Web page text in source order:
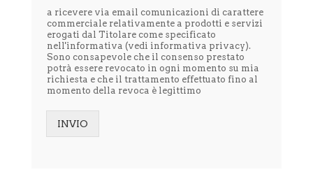
e
t
t
o
l
i
n
f
r
a ricevere via email comunicazioni di carattere
commerciale relativamente a prodotti e servizi
erogati dal Titolare come specificato
nell'informativa (vedi informativa privacy).
Sono consapevole che il consenso prestato
potrà essere revocato in ogni momento su mia
richiesta e che il trattamento effettuato fino al
momento della revoca è legittimo
INVIO